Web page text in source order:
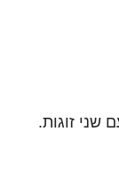
שני זוגות.